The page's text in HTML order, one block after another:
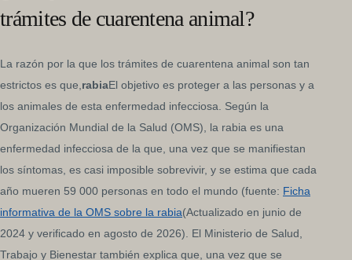
trámites de cuarentena animal?
La razón por la que los trámites de cuarentena animal son tan
estrictos es que, rabiaEl objetivo es proteger a las personas y a
los animales de esta enfermedad infecciosa. Según la
Organización Mundial de la Salud (OMS), la rabia es una
enfermedad infecciosa de la que, una vez que se manifiestan
los síntomas, es casi imposible sobrevivir, y se estima que cada
año mueren 59 000 personas en todo el mundo (fuente: Ficha
informativa de la OMS sobre la rabia(Actualizado en junio de
2024 y verificado en agosto de 2026). El Ministerio de Salud,
Trabajo y Bienestar también explica que, una vez que se